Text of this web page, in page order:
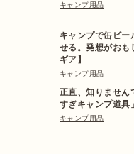
キャンプ用品
キャンプで缶ビー
せる。発想がおも
ギア】
キャンプ用品
正直、知りませ
すぎキャンプ道具
キャンプ用品